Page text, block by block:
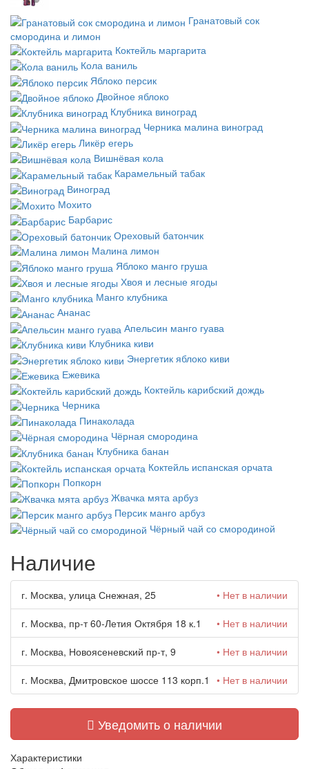
Гранатовый сок
смородина и лимон
Коктейль маргарита
Кола ваниль
Яблоко персик
Двойное яблоко
Клубника виноград
Черника малина виноград
Ликёр егерь
Вишнёвая кола
Карамельный табак
Виноград
Мохито
Барбарис
Ореховый батончик
Малина лимон
Яблоко манго груша
Хвоя и лесные ягоды
Манго клубника
Ананас
Апельсин манго гуава
Клубника киви
Энергетик яблоко киви
Ежевика
Коктейль карибский дождь
Черника
Пинаколада
Чёрная смородина
Клубника банан
Коктейль испанская орчата
Попкорн
Жвачка мята арбуз
Персик манго арбуз
Чёрный чай со смородиной
Наличие
г. Москва, улица Снежная, 25 • Нет в наличии
г. Москва, пр-т 60-Летия Октября 18 к.1 • Нет в наличии
г. Москва, Новоясеневский пр-т, 9 • Нет в наличии
г. Москва, Дмитровское шоссе 113 корп.1 • Нет в наличии
Уведомить о наличии
Характеристики